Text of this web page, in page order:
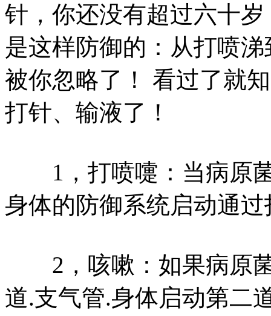
针，你还没有超过六十
是这样防御的：从打喷
被你忽略了！ 看过了就
打针、输液了！
1，打喷嚏：当病原菌
身体的防御系统启动通
2，咳嗽：如果病原菌
道.支气管.身体启动第二